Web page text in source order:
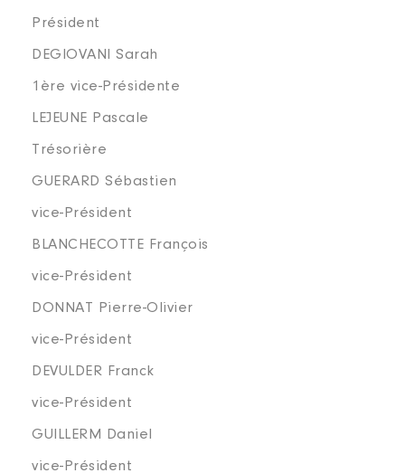
Président
DEGIOVANI Sarah
1ère vice-Présidente
LEJEUNE Pascale
Trésorière
GUERARD Sébastien
vice-Président
BLANCHECOTTE François
vice-Président
DONNAT Pierre-Olivier
vice-Président
DEVULDER Franck
vice-Président
GUILLERM Daniel
vice-Président